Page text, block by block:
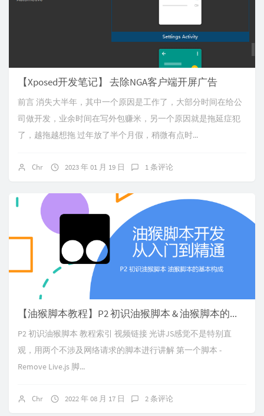
【Xposed开发笔记】 去除NGA客户端开屏广告
前言 消失大半年，其中一个原因是工作了，大部分时间在给公
司做开发，业余时间在写外包赚米，另一个原因就是拖延症犯
了，越拖越想拖 过年放了半个月假，稍微有点时...
Chr 2023 年 01 月 19 日 1 条评论
【油猴脚本教程】P2 初识油猴脚本 & 油猴脚本的基本构成
P2 初识油猴脚本 教程索引 视频链接 光讲JS感觉不是特别直
观，用两个不涉及网络请求的脚本进行讲解 第一个脚本 -
Remove Live.js 脚...
Chr 2022 年 08 月 17 日 2 条评论